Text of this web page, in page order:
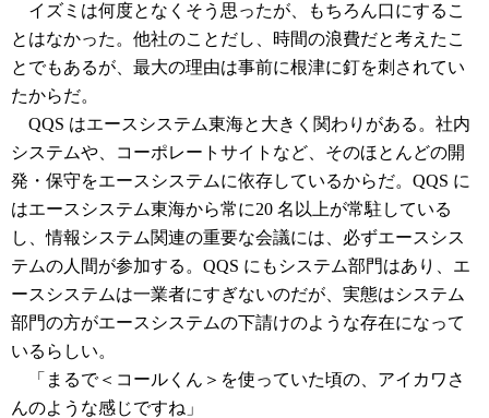
イズミは何度となくそう思ったが、もちろん口にするこ
とはなかった。他社のことだし、時間の浪費だと考えたこ
とでもあるが、最大の理由は事前に根津に釘を刺されてい
たからだ。
QQS はエースシステム東海と大きく関わりがある。社内
システムや、コーポレートサイトなど、そのほとんどの開
発・保守をエースシステムに依存しているからだ。QQS に
はエースシステム東海から常に20 名以上が常駐している
し、情報システム関連の重要な会議には、必ずエースシス
テムの人間が参加する。QQS にもシステム部門はあり、エ
ースシステムは一業者にすぎないのだが、実態はシステム
部門の方がエースシステムの下請けのような存在になって
いるらしい。
「まるで＜コールくん＞を使っていた頃の、アイカワさ
んのような感じですね」